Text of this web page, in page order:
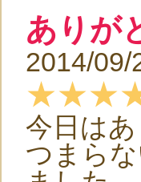
ありが
2014/09/
今日は
つまら